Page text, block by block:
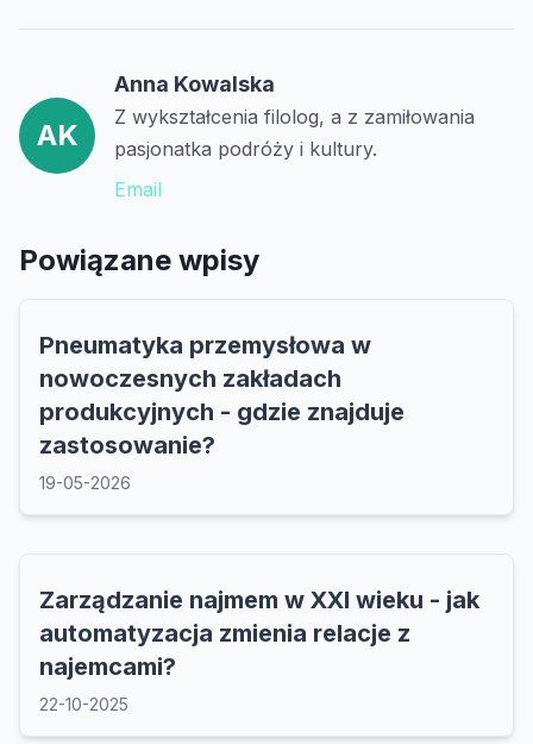
AK
Anna Kowalska
Z wykształcenia filolog, a z zamiłowania
pasjonatka podróży i kultury.
Email
Powiązane wpisy
Pneumatyka przemysłowa w
nowoczesnych zakładach
produkcyjnych - gdzie znajduje
zastosowanie?
19-05-2026
Zarządzanie najmem w XXI wieku - jak
automatyzacja zmienia relacje z
najemcami?
22-10-2025